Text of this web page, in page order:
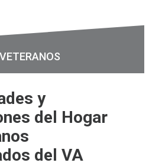
y
del Hogar
del VA